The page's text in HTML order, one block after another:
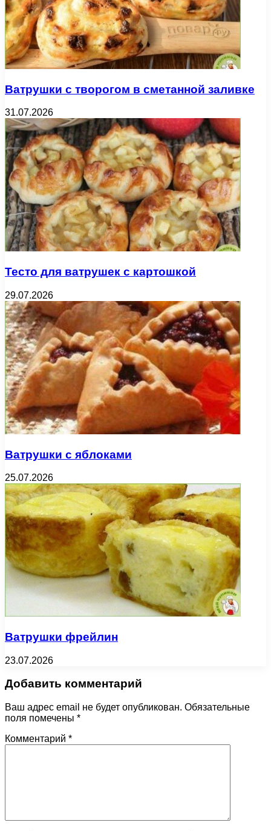
Ватрушки с творогом в сметанной заливке
31.07.2026
Тесто для ватрушек с картошкой
29.07.2026
Ватрушки с яблоками
25.07.2026
Ватрушки фрейлин
23.07.2026
Добавить комментарий
Ваш адрес email не будет опубликован. Обязательные
поля помечены *
Комментарий *